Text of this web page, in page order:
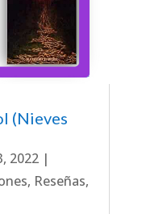
(Nieves
2022|
, Reseñas,